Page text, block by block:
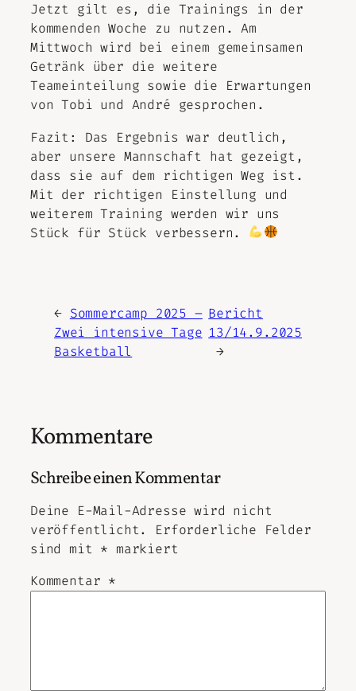
Jetzt gilt es, die Trainings in der
kommenden Woche zu nutzen. Am
Mittwoch wird bei einem gemeinsamen
Getränk über die weitere
Teameinteilung sowie die Erwartungen
von Tobi und André gesprochen.
Fazit: Das Ergebnis war deutlich,
aber unsere Mannschaft hat gezeigt,
dass sie auf dem richtigen Weg ist.
Mit der richtigen Einstellung und
weiterem Training werden wir uns
Stück für Stück verbessern.
← Sommercamp 2025 –
Zwei intensive Tage
Basketball
Bericht
13/14.9.2025
→
Kommentare
Schreibe einen Kommentar
Deine E-Mail-Adresse wird nicht
veröffentlicht.
Erforderliche Felder
sind mit * markiert
Kommentar *